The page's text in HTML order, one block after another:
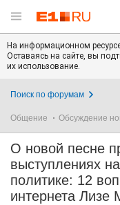
На информационном
Оставаясь на сайте, вы
их использование.
Поиск по форумам
Общение Обсуждение
О новой песне
выступлениях
политике: 12
интернета Лизе